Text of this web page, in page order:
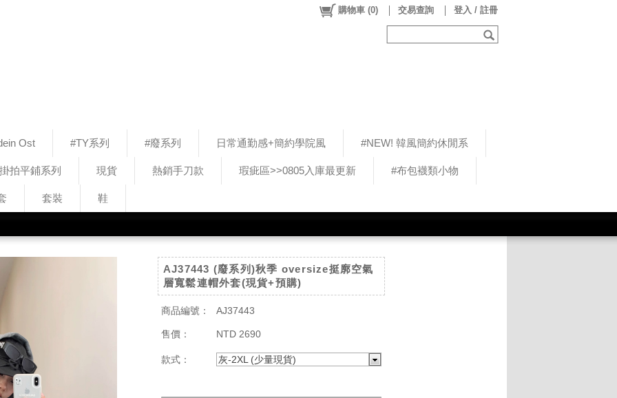
Ost #TY系列 #廢系列 日常通勤感+簡約學院風 #NEW! 韓風簡約休閒系
拍平鋪系列 現貨 熱銷手刀款 瑕疵區>>0805入庫最更新 #布包襪類小物
套裝 鞋
購物車 (0) 交易查詢 登入 / 註冊
AJ37443 (廢系列)秋季 oversize挺廓空氣
層寬鬆連帽外套(現貨+預購)
商品編號： AJ37443
售價： NTD 2690
款式： 灰-2XL (少量現貨)